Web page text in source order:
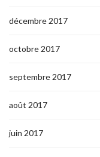
décembre 2017
octobre 2017
septembre 2017
août 2017
juin 2017